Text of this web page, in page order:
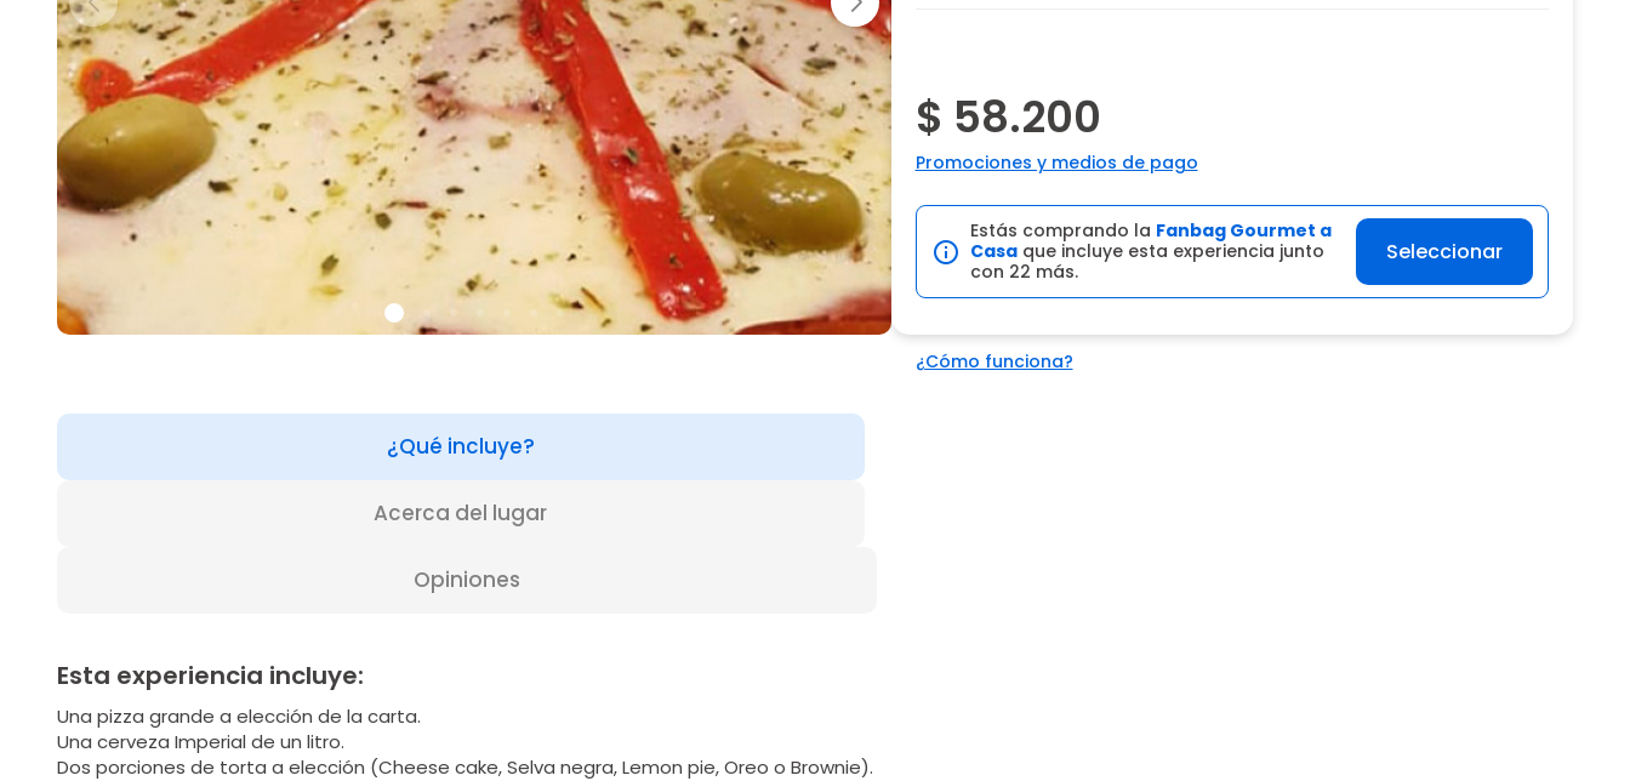
$ 58.200
Promociones y medios de pago
Estás comprando la Fanbag Gourmet a
Casaque incluye esta experiencia junto
con 22 más.
Seleccionar
¿Cómo funciona?
¿Qué incluye?
Acerca del lugar
Opiniones
Esta experiencia incluye:
Una pizza grande a elección de la carta.
Una cerveza Imperial de un litro.
Dos porciones de torta a elección (Cheese cake, Selva negra, Lemon pie, Oreo o Brownie).